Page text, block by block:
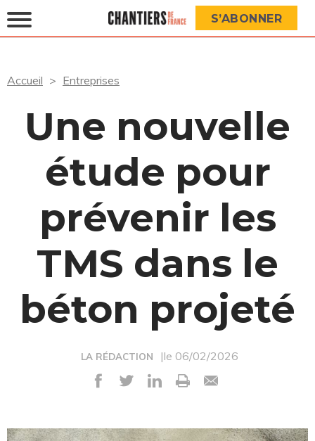
S’ABONNER
Accueil Entreprises
Une nouvelle
étude pour
prévenir les
TMS dans le
béton projeté
LA RÉDACTION |le 06/02/2026